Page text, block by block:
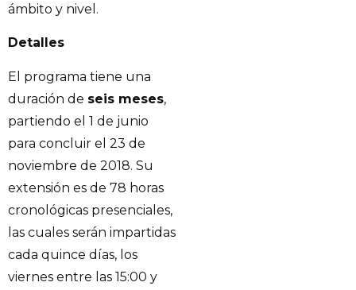
ámbito y nivel.
Detalles
El programa tiene una
duración de seis meses,
partiendo el 1 de junio
para concluir el 23 de
noviembre de 2018. Su
extensión es de 78 horas
cronológicas presenciales,
las cuales serán impartidas
cada quince días, los
viernes entre las 15:00 y